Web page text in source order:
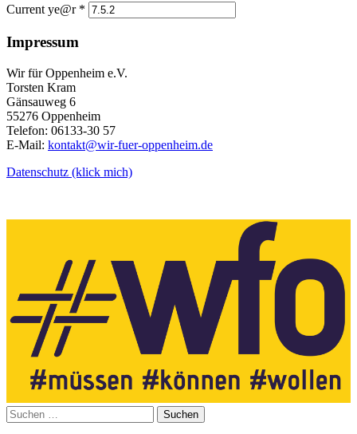
Current ye@r *
Impressum
Wir für Oppenheim e.V.
Torsten Kram
Gänsauweg 6
55276 Oppenheim
Telefon: 06133-30 57
E-Mail: kontakt@wir-fuer-oppenheim.de
Datenschutz (klick mich)
Suchen
nach: